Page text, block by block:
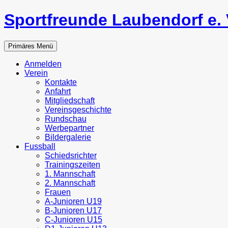
Zum
Inhalt
Sportfreunde Laubendorf e.
Suchen
Primäres Menü
Anmelden
Verein
Kontakte
Anfahrt
Mitgliedschaft
Vereinsgeschichte
Rundschau
Werbepartner
Bildergalerie
Fussball
Schiedsrichter
Trainingszeiten
1. Mannschaft
2. Mannschaft
Frauen
A-Junioren U19
B-Junioren U17
C-Junioren U15